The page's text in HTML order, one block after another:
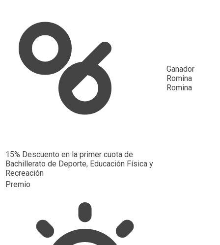
15% Descuento en la primer cuota de
Bachillerato de Deporte, Educación Física y
Recreación
Ganador
Romina
Romina
Premio